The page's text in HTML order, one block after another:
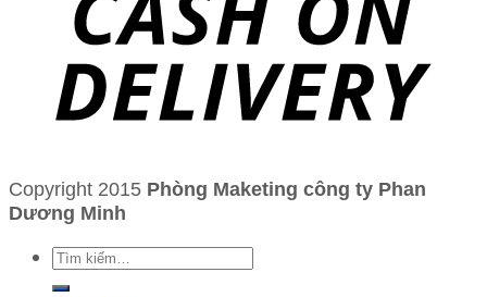
Copyright 2015 Phòng Maketing công ty Phan
Dương Minh
Tìm